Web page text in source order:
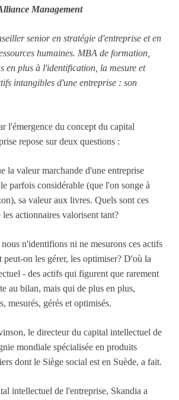
Management
senior en stratégie d'entreprise et en
humaines. MBA de formation,
en plus à l'identification, la mesure et
intangibles d'une entreprise : son
l'émergence du concept du capital
repose sur deux questions :
la valeur marchande d'une entreprise
parfois considérable (que l'on songe à
sa valeur aux livres. Quels sont ces
actionnaires valorisent tant?
n'identifions ni ne mesurons ces actifs
peut-on les gérer, les optimiser? D'où la
- des actifs qui figurent que rarement
au bilan, mais qui de plus en plus,
mesurés, gérés et optimisés.
le directeur du capital intellectuel de
mondiale spécialisée en produits
dont le Siège social est en Suède, a fait.
intellectuel de l'entreprise, Skandia a